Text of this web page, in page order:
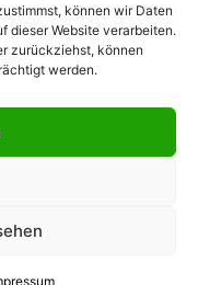
können wir Daten
dieser Website verarbeiten.
zurückziehst, können
werden.